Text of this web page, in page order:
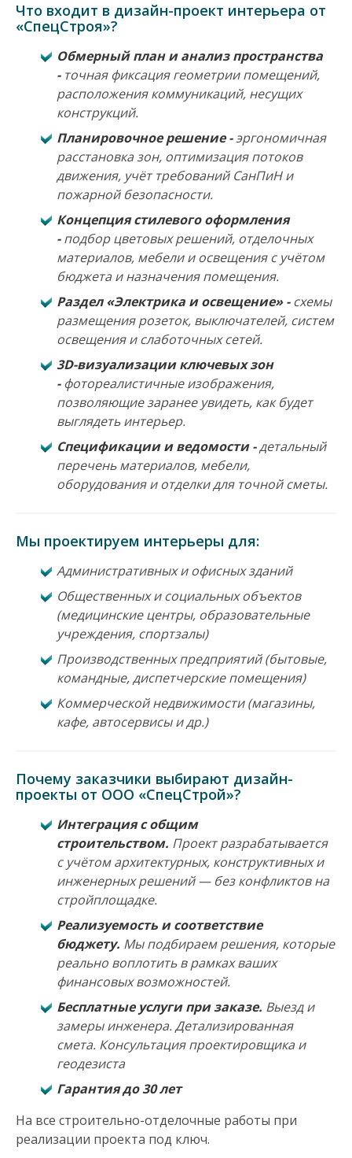
и
я
Что входит в дизайн-проект интерьера от
«СпецСтроя»?
Обмерный план и анализ пространства
- точная фиксация геометрии помещений,
расположения коммуникаций, несущих
конструкций.
Планировочное решение -эргономичная
расстановка зон, оптимизация потоков
движения, учёт требований СанПиН и
пожарной безопасности.
Концепция стилевого оформления
-подбор цветовых решений, отделочных
материалов, мебели и освещения с учётом
бюджета и назначения помещения.
Раздел «Электрика и освещение» -схемы
размещения розеток, выключателей, систем
освещения и слаботочных сетей.
3D-визуализации ключевых зон
-фотореалистичные изображения,
позволяющие заранее увидеть, как будет
выглядеть интерьер.
Спецификации и ведомости -детальный
перечень материалов, мебели,
оборудования и отделки для точной сметы.
Мы проектируем интерьеры для:
Административных и офисных зданий
Общественных и социальных объектов
(медицинские центры, образовательные
учреждения, спортзалы)
Производственных предприятий (бытовые,
командные, диспетчерские помещения)
Коммерческой недвижимости (магазины,
кафе, автосервисы и др.)
Почему заказчики выбирают дизайн-
проекты от ООО «СпецСтрой»?
Интеграция с общим
строительством. Проект разрабатывается
с учётом архитектурных, конструктивных и
инженерных решений — без конфликтов на
стройплощадке.
Реализуемость и соответствие
бюджету. Мы подбираем решения, которые
реально воплотить в рамках ваших
финансовых возможностей.
Бесплатные услуги при заказе. Выезд и
замеры инженера. Детализированная
смета. Консультация проектировщика и
геодезиста
Гарантия до 30 лет
На все строительно-отделочные работы при
реализации проекта под ключ.